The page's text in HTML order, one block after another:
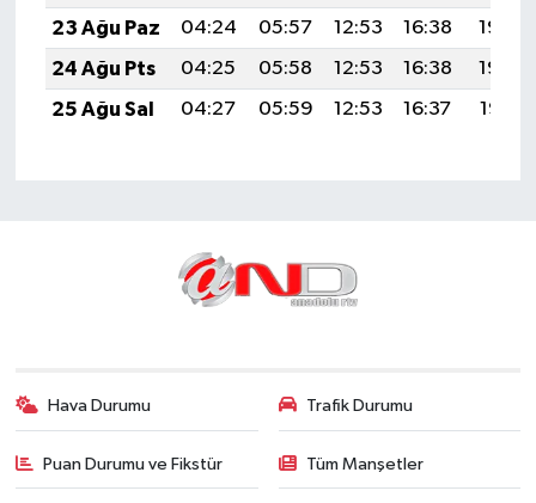
23 Ağu Paz
04:24 05:57 12:53 16:38
19:40
24 Ağu Pts
04:25 05:58 12:53 16:38
19:39
25 Ağu Sal
04:27 05:59 12:53 16:37 19:37
Hava Durumu Trafik Durumu
Puan Durumu ve Fikstür Tüm Manşetler